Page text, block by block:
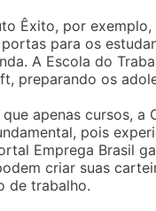
Êxito, por
para os
A Escola do
preparando os
apenas cursos,
pois
Emprega Brasil
criar suas
de trabalho.